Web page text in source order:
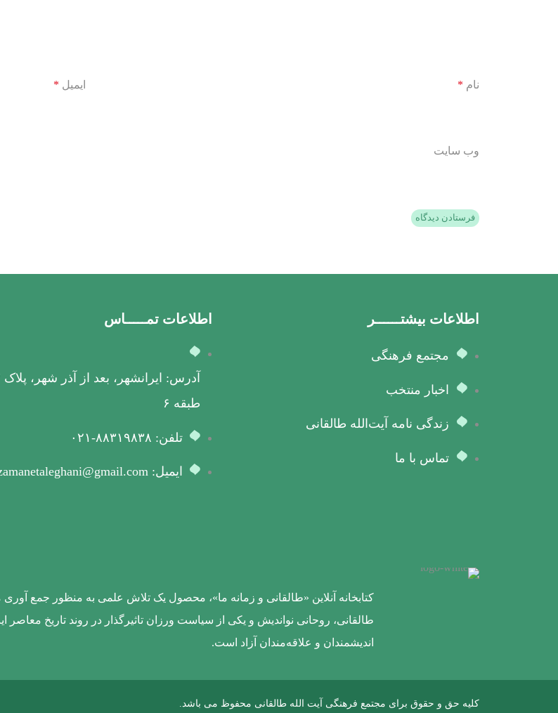
نام * ایمیل *
وب‌ سایت
اطلاعات بیشتــــــر
مجتمع فرهنگی
اخبار منتخب
زندگی نامه آیت‌الله طالقانی
تماس با ما
اطلاعات تمـــــاس
طبقه ۶
تلفن: ۸۸۳۱۹۸۳۸-۰۲۱
ایمیل: zamanetaleghani@gmail.com
کتابخانه آنلاین «طالقانی و زمانه ما»، محصول یک تلاش علمی به منظور جمع آوری
طالقانی، روحانی نواندیش و یکی از سیاست ورزان تاثیرگذار در روند تاریخ
اندیشمندان و علاقه‌مندان آزاد است.
کلیه حق و حقوق برای مجتمع فرهنگی آیت الله طالقانی محفوظ می باشد.